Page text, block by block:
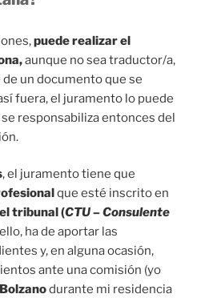
puede realizar el
aunque no sea traductor/a,
un documento que se
fuera, el juramento lo puede
responsabiliza entonces del
, el juramento tiene que
que esté inscrito en
tribunal (CTU – Consulente
ha de aportar las
y, en alguna ocasión,
ante una comisión (yo
durante mi residencia